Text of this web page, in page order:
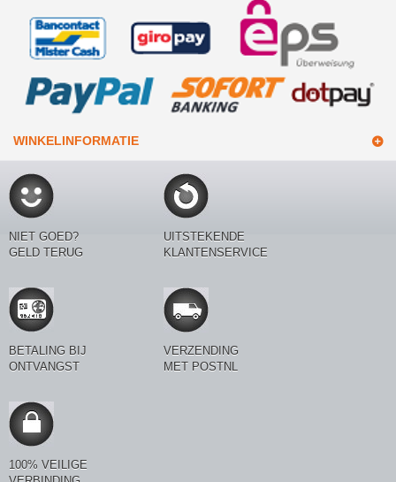
WINKELINFORMATIE
NIET GOED?
GELD TERUG
UITSTEKENDE
KLANTENSERVICE
BETALING BIJ
ONTVANGST
VERZENDING
MET POSTNL
100% VEILIGE